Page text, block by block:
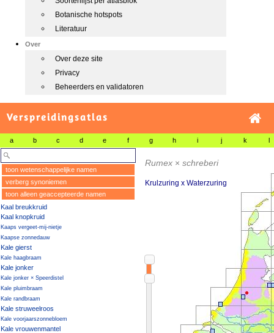
Botanische hotspots
Literatuur
Over
Over deze site
Privacy
Beheerders en validatoren
Verspreidingsatlas
a b c d e f g h i j k l
toon wetenschappelijke namen
verberg synoniemen
toon alleen geaccepteerde namen
Kaal breukkruid
Kaal knopkruid
Kaaps vergeet-mij-nietje
Kaapse zonnedauw
Kale gierst
Kale haagbraam
Kale jonker
Kale jonker × Speerdistel
Kale pluimbraam
Kale randbraam
Kale struweelroos
Kale voorjaarszonnebloem
Kale vrouwenmantel
Rumex × schreberi
Krulzuring x Waterzuring